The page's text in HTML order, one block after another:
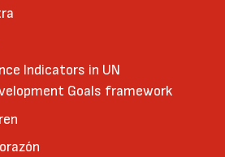
Indicators in UN
Goals framework